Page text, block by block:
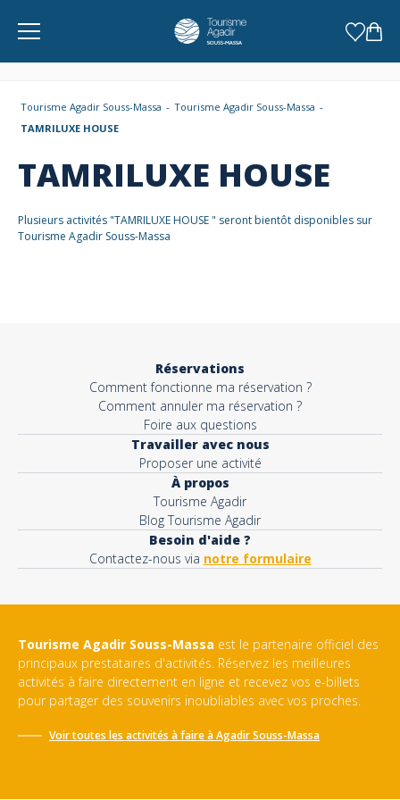
Tourisme Agadir Souss-Massa
Tourisme Agadir Souss-Massa
TAMRILUXE HOUSE
TAMRILUXE HOUSE
Plusieurs activités "TAMRILUXE HOUSE " seront bientôt disponibles sur
Tourisme Agadir Souss-Massa
Réservations
Comment fonctionne ma réservation ?
Comment annuler ma réservation ?
Foire aux questions
Travailler avec nous
Proposer une activité
À propos
Tourisme Agadir
Blog Tourisme Agadir
Besoin d'aide ?
Contactez-nous via notre formulaire
Tourisme Agadir Souss-Massa est le partenaire officiel des
principaux prestataires d'activités. Réservez les meilleures
activités à faire directement en ligne et recevez vos e-billets
pour partager des souvenirs inoubliables avec vos proches.
Voir toutes les activités à faire àAgadir Souss-Massa